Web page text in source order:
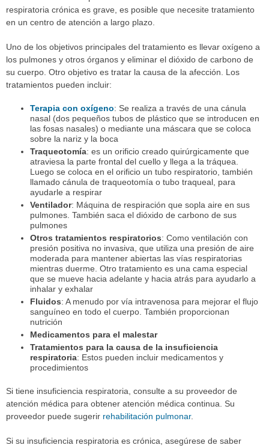
respiratoria crónica es grave, es posible que necesite tratamiento
en un centro de atención a largo plazo.
Uno de los objetivos principales del tratamiento es llevar oxígeno a
los pulmones y otros órganos y eliminar el dióxido de carbono de
su cuerpo. Otro objetivo es tratar la causa de la afección. Los
tratamientos pueden incluir:
Terapia con oxígeno: Se realiza a través de una cánula
nasal (dos pequeños tubos de plástico que se introducen en
las fosas nasales) o mediante una máscara que se coloca
sobre la nariz y la boca
Traqueotomía: es un orificio creado quirúrgicamente que
atraviesa la parte frontal del cuello y llega a la tráquea.
Luego se coloca en el orificio un tubo respiratorio, también
llamado cánula de traqueotomía o tubo traqueal, para
ayudarle a respirar
Ventilador: Máquina de respiración que sopla aire en sus
pulmones. También saca el dióxido de carbono de sus
pulmones
Otros tratamientos respiratorios: Como ventilación con
presión positiva no invasiva, que utiliza una presión de aire
moderada para mantener abiertas las vías respiratorias
mientras duerme. Otro tratamiento es una cama especial
que se mueve hacia adelante y hacia atrás para ayudarlo a
inhalar y exhalar
Fluidos: A menudo por vía intravenosa para mejorar el flujo
sanguíneo en todo el cuerpo. También proporcionan
nutrición
Medicamentos para el malestar
Tratamientos para la causa de la insuficiencia
respiratoria: Estos pueden incluir medicamentos y
procedimientos
Si tiene insuficiencia respiratoria, consulte a su proveedor de
atención médica para obtener atención médica continua. Su
proveedor puede sugerir rehabilitación pulmonar.
Si su insuficiencia respiratoria es crónica, asegúrese de saber